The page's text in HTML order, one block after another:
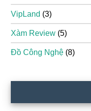
VipLand (3)
Xàm Review (5)
Đồ Công Nghệ (8)